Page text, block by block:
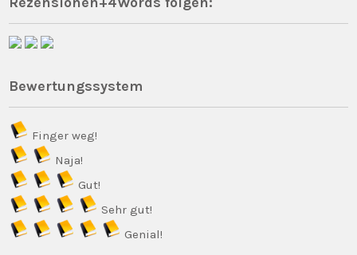
Bewertungssystem
Finger weg!
Naja!
Gut!
Sehr gut!
Genial!